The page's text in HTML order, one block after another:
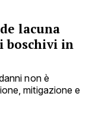
lacuna
boschivi in
non è
mitigazione e